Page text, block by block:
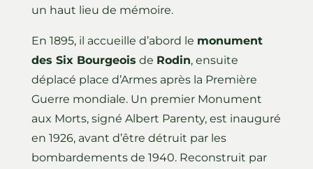
un haut lieu de mémoire.
En 1895, il accueille d’abord le monument
des Six Bourgeois de Rodin, ensuite
déplacé place d’Armes après la Première
Guerre mondiale. Un premier Monument
aux Morts, signé Albert Parenty, est inauguré
en 1926, avant d’être détruit par les
bombardements de 1940. Reconstruit par